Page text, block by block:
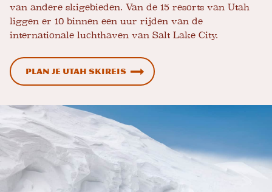
van andere skigebieden. Van de 15 resorts van Utah
liggen er 10 binnen een uur rijden van de
internationale luchthaven van Salt Lake City.
Plan je Utah skireis